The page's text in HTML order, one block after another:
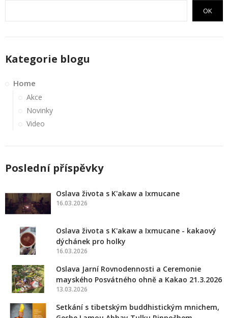
OK
Kategorie blogu
Home
Akce
Novinky
Video
Poslední příspěvky
Oslava života s K'akaw a Ixmucane
16.03.2026
Oslava života s K'akaw a Ixmucane - kakaový
dýchánek pro holky
16.03.2026
Oslava Jarní Rovnodennosti a Ceremonie
mayského Posvátného ohně a Kakao 21.3.2026
13.03.2026
Setkání s tibetským buddhistickým mnichem,